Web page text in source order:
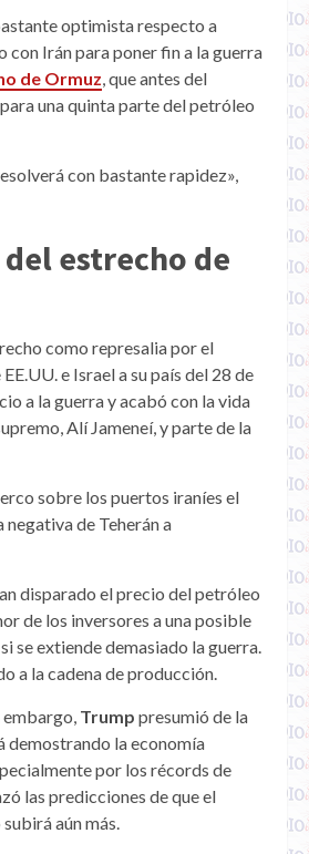
optimista respecto a
con Irán para poner fin a la guerra
de Ormuz, que antes del
una quinta parte del petróleo
con bastante rapidez»,
estrecho de
como represalia por el
e Israel a su país del 28 de
a la guerra y acabó con la vida
Alí Jameneí, y parte de la
sobre los puertos iraníes el
de Teherán a
disparado el precio del petróleo
de los inversores a una posible
se extiende demasiado la guerra.
a la cadena de producción.
embargo, Trump presumió de la
demostrando la economía
por los récords de
las predicciones de que el
aún más.